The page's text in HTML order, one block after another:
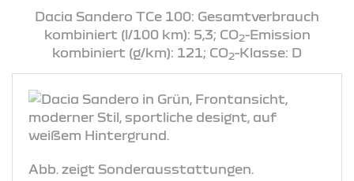
Dacia Sandero TCe 100: Gesamtverbrauch
kombiniert (l/100 km): 5,3; CO2-Emission
kombiniert (g/km): 121; CO2-Klasse: D
Abb. zeigt Sonderausstattungen.